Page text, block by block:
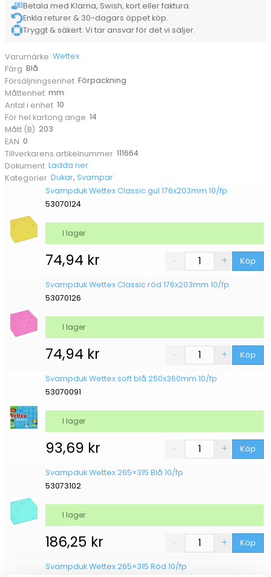
Betala med Klarna, Swish, kort eller faktura.
Enkla returer & 30-dagars öppet köp.
Tryggt & säkert. Vi tar ansvar för det vi säljer.
Varumärke Wettex
Färg Blå
Försäljningsenhet Förpackning
Måttenhet mm
Antal i enhet 10
För hel kartong ange 14
Mått (B) 203
EAN 0
Tillverkarens artikelnummer 111664
Dokument Ladda ner
Kategorier Dukar,Svampar
Svampduk Wettex Classic gul 176x203mm 10/fp
53070124
74,94 kr Köp
I lager
Svampduk Wettex Classic röd 176x203mm 10/fp
53070126
74,94 kr Köp
I lager
Svampduk Wettex soft blå 250x360mm 10/fp
53070091
93,69 kr Köp
I lager
Svampduk Wettex 265×315 Blå 10/fp
53073102
186,25 kr Köp
I lager
Svampduk Wettex 265×315 Röd 10/fp